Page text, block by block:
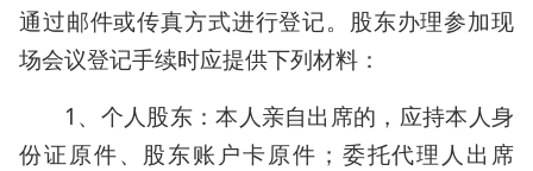
通过邮件或传真方式进行登记。股东办理参加现
场会议登记手续时应提供下列材料：
1、个人股东：本人亲自出席的，应持本人身
份证原件、股东账户卡原件；委托代理人出席